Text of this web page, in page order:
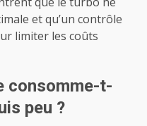
et qu’un contrôle
limiter les coûts
consomme-t-
peu ?